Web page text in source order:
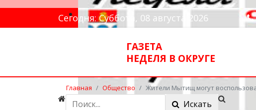
Сегодня: Суббота, 08 августа 2026
ГАЗЕТА
НЕДЕЛЯ В ОКРУГЕ
Главная Общество Жители Мытищ могут
Искать